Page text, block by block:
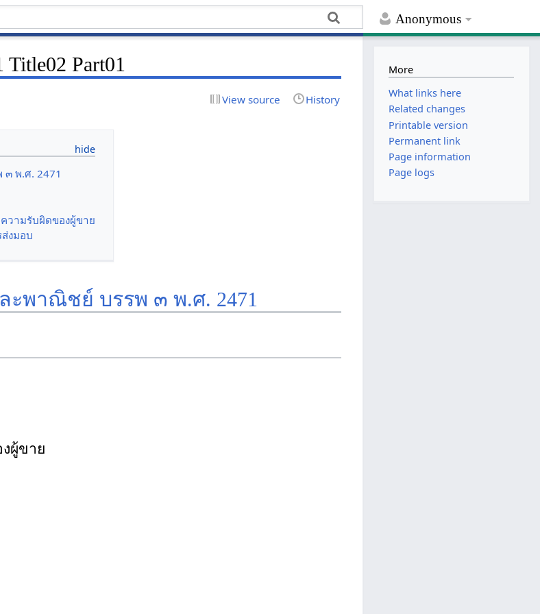
Anonymous
Title02 Part01
View source History
พ.ศ. 2471
วามรับผิดของผู้ขาย
งมอบ
พาณิชย์ บรรพ ๓ พ.ศ. 2471
ผู้ขาย
More
What links here
Related changes
Printable version
Permanent link
Page information
Page logs